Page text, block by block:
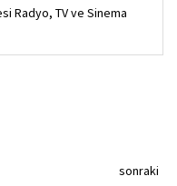
Radyo, TV ve Sinema
sonraki